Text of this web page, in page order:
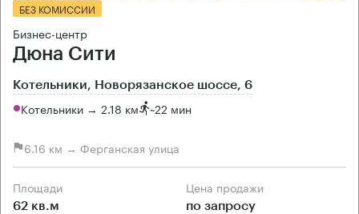
БЕЗ КОМИССИИ
Бизнес-центр
Дюна Сити
Котельники, Новорязанское шоссе, 6
Котельники → 2.18 км ~22 мин
6.16 км → Ферганская улица
Площади
62 кв.м
Цена продажи
по запросу